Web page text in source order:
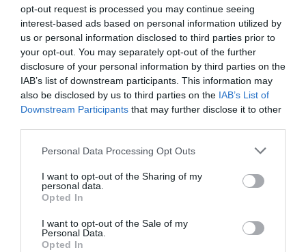
opt-out request is processed you may continue seeing
interest-based ads based on personal information utilized by
us or personal information disclosed to third parties prior to
your opt-out. You may separately opt-out of the further
disclosure of your personal information by third parties on the
IAB’s list of downstream participants. This information may
also be disclosed by us to third parties on the IAB’s List of
Downstream Participants that may further disclose it to other
Please note that this website/app uses one or more Google
not limited to your visit or usage behaviour. You may click to
grant or deny consent to Google and its third-party tags to
use your data for below specified purposes in below Google
consent section.
Personal Data Processing Opt Outs
I want to opt-out of the Sharing of my
personal data.
Opted In
I want to opt-out of the Sale of my
Personal Data.
Opted In
του κερατοειδή, δείχνουν ότι αυτή η
σταθερά έχει αλλάξει δραστικά.
Αντλώντας στατιστικές από τις
αμερικανικές τράπεζες
κερατοειδικού ιστού, βλέπουμε ότι η
χρήση του για την αντιμετώπιση του
κερατόκωνου έχει μειωθεί περίπου
80% τα τελευταία 20 χρόνια.
«Εδώ να σημειώσουμε ότι η ομάδα
μας έχει συμβάλλει με πάνω από 50
έγκριτα συγγράμματα στα διεθνή
οφθαλμολογικά, επιστημονικά